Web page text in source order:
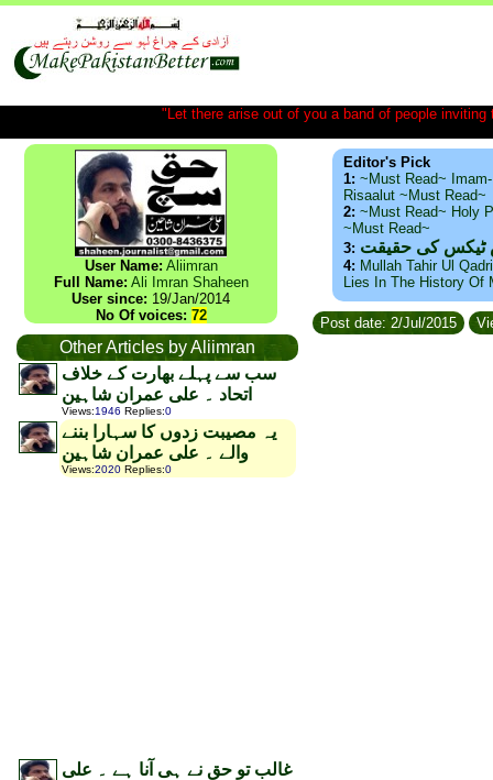
"Let there arise out of you a band of people
User Name: Aliimran
Full Name: Ali Imran Shaheen
User since: 19/Jan/2014
No Of voices: 72
Other Articles by Aliimran
سب سے پہلے بھارت کے خلاف
اتحاد ۔ علی عمران شاہین
Views:1946 Replies:0
یہ مصیبت زدوں کا سہارا بننے
والے ۔ علی عمران شاہین
Views:2020 Replies:0
غالب تو حق نے ہی آنا ہے ۔ علی
Editor's Pick
1: ~Must Read~
Risaalut ~Must Read~
2: ~Must Read~ Holy
~Must Read~
3: ٹیکس کی حقیقت
4: Mullah Tahir Ul
Lies In The History Of
Post date: 2/Jul/2015